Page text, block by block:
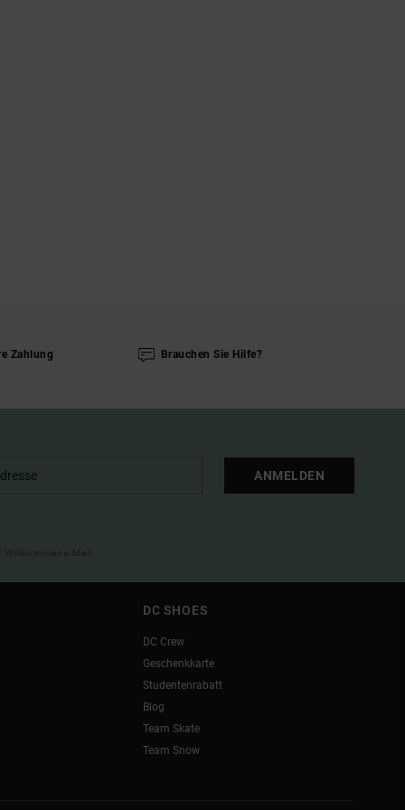
Zahlung Brauchen Sie Hilfe?
ANMELDEN
Mail
DC SHOES
DC Crew
Geschenkkarte
Studentenrabatt
Blog
Team Skate
Team Snow